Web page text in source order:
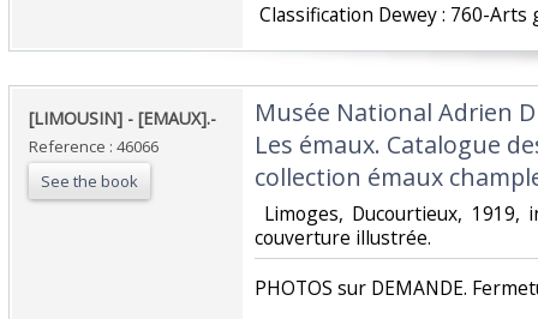
Classification Dewey : 760-
‎[LIMOUSIN] - [EMAUX].-‎
Reference : 46066
See the book
‎Musée National Adrien
Les émaux. Catalogue
collection émaux
Limoges, Ducourtieux,
couverture illustrée. ‎
‎PHOTOS sur DEMANDE.